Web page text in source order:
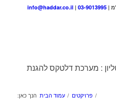
|
03-9013995
|
info@haddar.co.il
: מערכת דלטקס להגנת
הנך כאן: עמוד הבית / פרויקטים /